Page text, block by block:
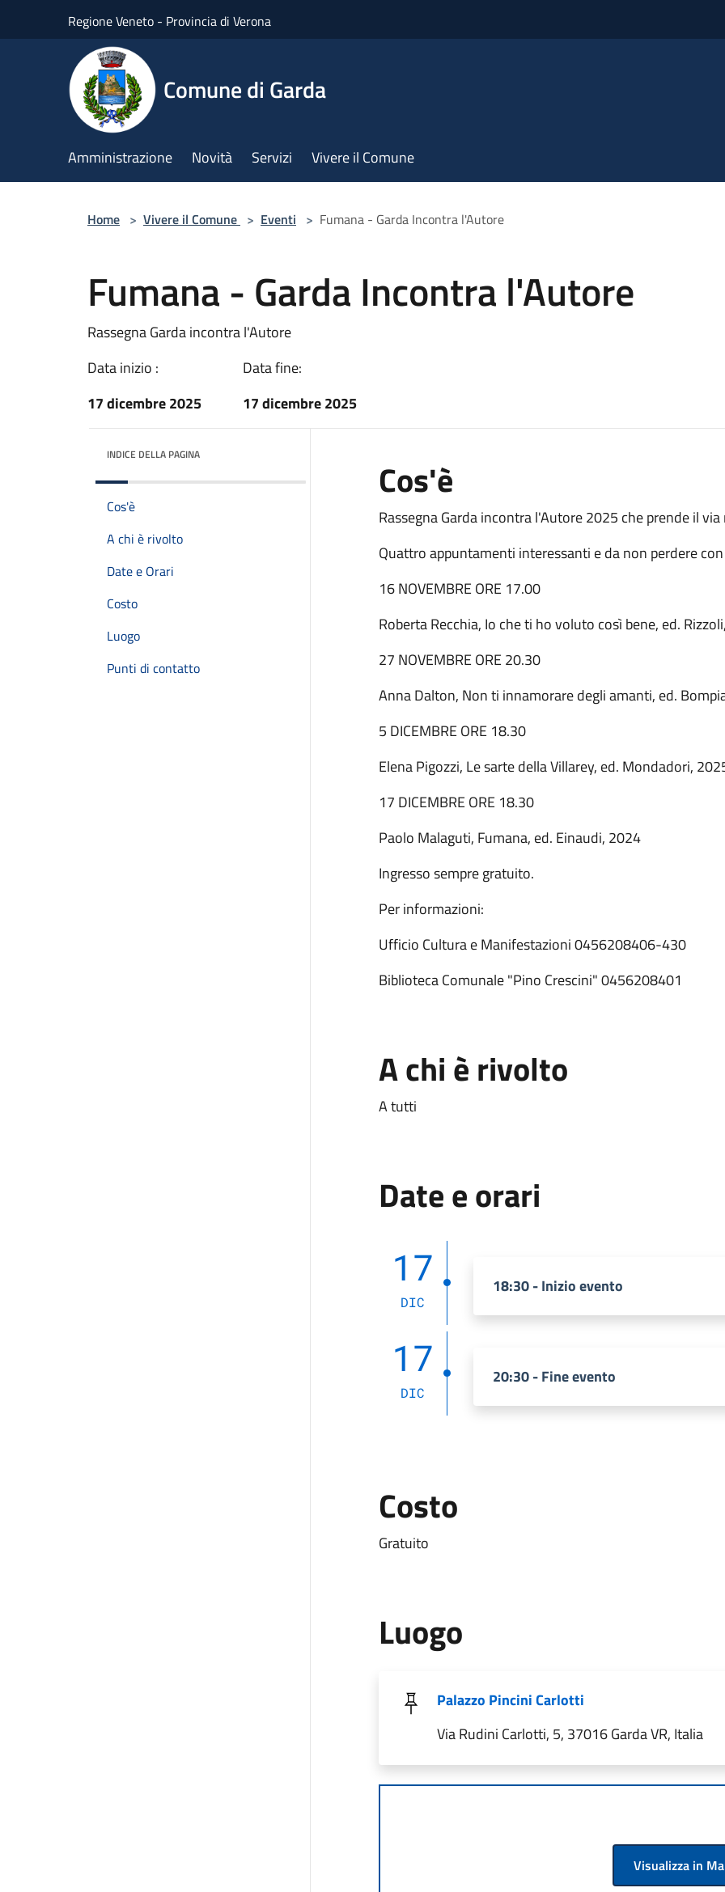
Regione Veneto - Provincia di Verona
Comune di Garda
Amministrazione Novità Servizi Vivere il Comune
Home > Vivere il Comune > Eventi > Fumana - Garda Incontra l'Autore
Fumana - Garda Incontra l'Autore
Rassegna Garda incontra l'Autore
Data inizio :
17 dicembre 2025
Data fine:
17 dicembre 2025
INDICE DELLA PAGINA
Cos'è
A chi è rivolto
Date e Orari
Costo
Luogo
Punti di contatto
Cos'è
Rassegna Garda incontra l'Autore 2025 che prende il
Quattro appuntamenti interessanti e da non perdere
16 NOVEMBRE ORE 17.00
Roberta Recchia, Io che ti ho voluto così bene, ed.
27 NOVEMBRE ORE 20.30
Anna Dalton, Non ti innamorare degli amanti, ed.
5 DICEMBRE ORE 18.30
Elena Pigozzi, Le sarte della Villarey, ed. Mondadori,
17 DICEMBRE ORE 18.30
Paolo Malaguti, Fumana, ed. Einaudi, 2024
Ingresso sempre gratuito.
Per informazioni:
Ufficio Cultura e Manifestazioni 0456208406-430
Biblioteca Comunale "Pino Crescini" 0456208401
A chi è rivolto
A tutti
Date e orari
17
DIC
18:30 - Inizio evento
17
DIC
20:30 - Fine evento
Costo
Gratuito
Luogo
Palazzo Pincini Carlotti
Via Rudini Carlotti, 5, 37016 Garda VR, Italia
Visualizza in